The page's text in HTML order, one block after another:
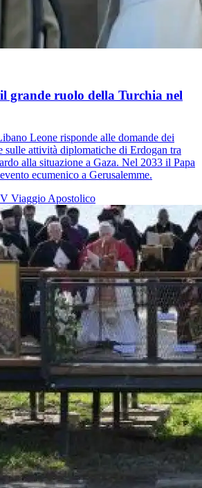
grande ruolo della Turchia nel
Leone risponde alle domande dei
sulle attività diplomatiche di Erdogan tra
alla situazione a Gaza. Nel 2033 il Papa
ecumenico a Gerusalemme.
Viaggio Apostolico